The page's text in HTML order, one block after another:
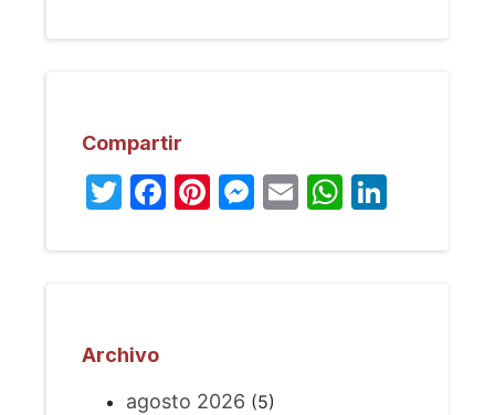
Compartir
Twitter
Facebook
Pinterest
Messenger
Email
Archivo
agosto 2026 (5)